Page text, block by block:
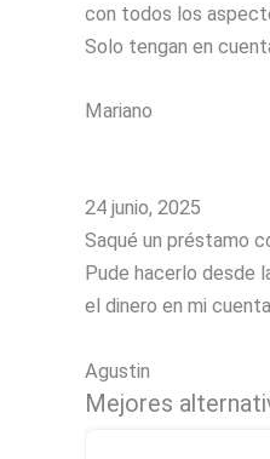
con todos los
Solo tengan en
Mariano
24 junio, 2025
Saqué un préstamo
Pude hacerlo desde
el dinero en mi
Agustin
Mejores